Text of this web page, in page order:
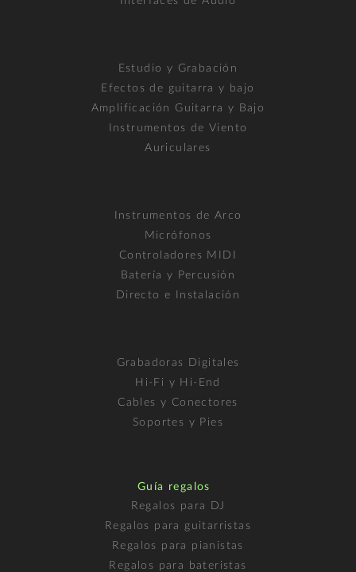
Estudio y Grabación
Efectos de guitarra y bajo
Amplificación Guitarra y Bajo
Instrumentos de Viento
Auriculares
Instrumentos de Arco
Micrófonos
Controladores MIDI
Batería y Percusión
Directo e Instalación
Grabadoras Digitales
Hi-Fi y Hi-End
Cables y Conectores
Soportes y Pies
Guía regalos
Regalos para DJ
Regalos para guitarristas
Regalos para pianistas
Regalos para bateristas